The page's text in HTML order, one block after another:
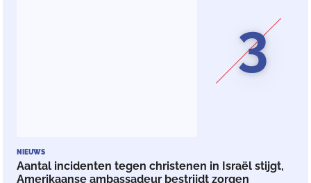
3
NIEUWS
Aantal incidenten tegen christenen in Israël stijgt,
Amerikaanse ambassadeur bestrijdt zorgen